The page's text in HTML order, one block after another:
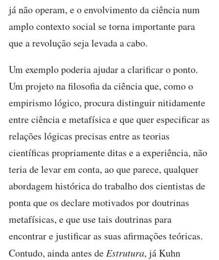
já não operam, e o envolvimento da ciência num
amplo contexto social se torna importante para
que a revolução seja levada a cabo.
Um exemplo poderia ajudar a clarificar o ponto.
Um projeto na filosofia da ciência que, como o
empirismo lógico, procura distinguir nitidamente
entre ciência e metafísica e que quer especificar as
relações lógicas precisas entre as teorias
científicas propriamente ditas e a experiência, não
teria de levar em conta, ao que parece, qualquer
abordagem histórica do trabalho dos cientistas de
ponta que os declare motivados por doutrinas
metafísicas, e que use tais doutrinas para
encontrar e justificar as suas afirmações teóricas.
Contudo, ainda antes de Estrutura, já Kuhn